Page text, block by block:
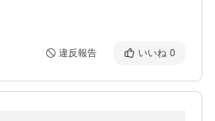
違反報告 いいね 0